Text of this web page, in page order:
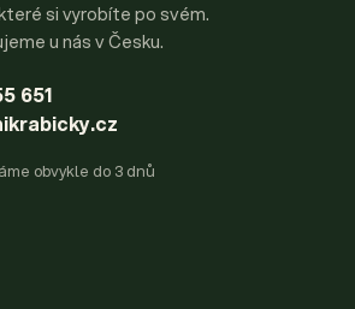
si vyrobíte po svém.
u nás v Česku.
651
obvykle do 3 dnů